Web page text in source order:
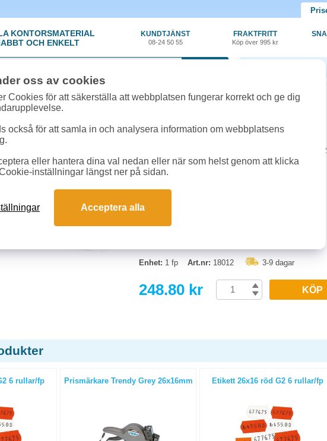
KONTORSMATERIAL
OCH ENKELT
KUNDTJÄNST
08-24 50 55
FRAKTFRITT
Köp över 995 kr
»Prismärkning»Färgrullar Trendy 2st/fp
Färgrullar Trendy 2st/fp
Färgrullar till prismärkare Trendy 32x19 mm,
Begränsad returrätt
Enhet: 1 fp Art.nr: 18012 3-9 dagar
248.80 kr KÖP
6 rullar/fp Prismärkare Trendy Grey 26x16mm Etikett 26x16 röd G2 6 rullar/fp
oss av cookies
Cookies för att säkerställa att webbplatsen fungerar korrekt och ge dig
också för att samla in och analysera information om webbplatsens
eller hantera dina val nedan eller när som helst genom att klicka
inställningar längst ner på sidan.
Acceptera alla